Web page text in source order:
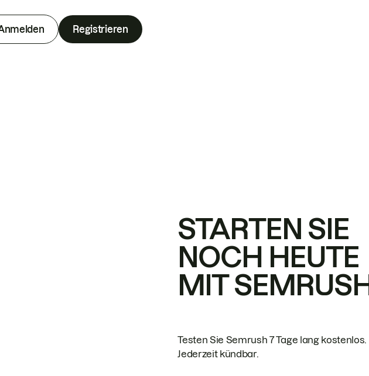
Registrieren
STARTEN SIE
NOCH HEUTE
MIT
Testen Sie Semrush 7 Tage lang kostenlos.
Jederzeit kündbar.